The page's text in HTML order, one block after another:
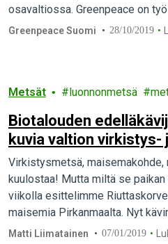
osavaltiossa. Greenpeace on
vuoden ajan suojellakseen
Greenpeace Suomi 28/10/2019
Metsät luonnonmetsä
Biotalouden
kuvia valtion virkistys-
maisemametsistä
Virkistysmetsä,
kuulostaa! Mutta miltä se paikan
viikolla esittelimme
maisemia Pirkanmaalta. Nyt
Metsähallituksen kartoilla
Matti Liimatainen 07/01/2019